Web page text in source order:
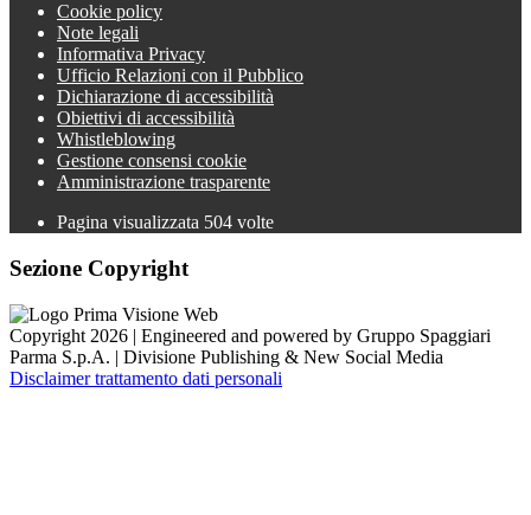
Cookie policy
Note legali
Informativa Privacy
Ufficio Relazioni con il Pubblico
Dichiarazione di accessibilità
Obiettivi di accessibilità
Whistleblowing
Gestione consensi cookie
Amministrazione trasparente
Pagina visualizzata 504 volte
Sezione Copyright
Copyright 2026 | Engineered and powered by Gruppo Spaggiari
Parma S.p.A. | Divisione Publishing & New Social Media
Disclaimer trattamento dati personali